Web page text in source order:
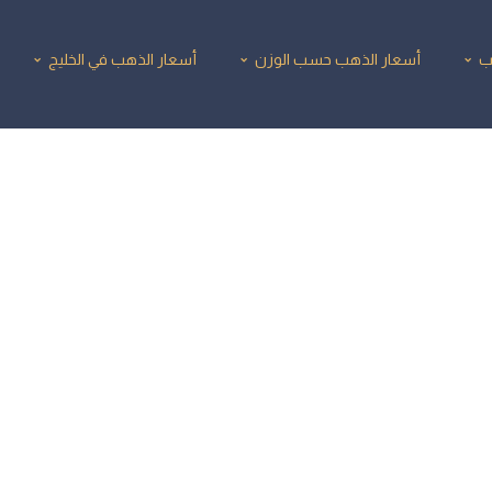
أسعار الذهب حسب الوزن أسعار الذهب في الخليج